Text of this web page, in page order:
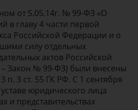
от 5.05.14г. № 99-ФЗ «О
в главу 4 части первой
Российской Федерации и о
силу отдельных
актов Российской
Закон № 99-ФЗ) были внесены
п. 3 ст. 55 ГК РФ. С 1 сентября
юридического лица
и представительствах